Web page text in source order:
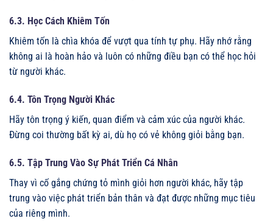
6.3. Học Cách Khiêm Tốn
Khiêm tốn là chìa khóa để vượt qua tính tự phụ. Hãy nhớ rằng
không ai là hoàn hảo và luôn có những điều bạn có thể học hỏi
từ người khác.
6.4. Tôn Trọng Người Khác
Hãy tôn trọng ý kiến, quan điểm và cảm xúc của người khác.
Đừng coi thường bất kỳ ai, dù họ có vẻ không giỏi bằng bạn.
6.5. Tập Trung Vào Sự Phát Triển Cá Nhân
Thay vì cố gắng chứng tỏ mình giỏi hơn người khác, hãy tập
trung vào việc phát triển bản thân và đạt được những mục tiêu
của riêng mình.